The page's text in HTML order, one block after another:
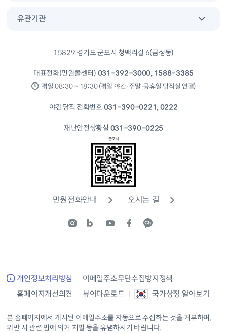
유관기관
15829 경기도 군포시 청백리길 6(금정동)
대표전화(민원콜센터) 031-392-3000, 1588-3385
평일 08:30 ~ 18:30 (평일 야간·주말·공휴일 당직실 연결)
야간당직 전화번호031-390-0221, 0222
재난안전상황실 031-390-0225
민원전화안내 오시는 길
개인정보처리방침
이메일주소무단수집방지정책
홈페이지개선의견
뷰어다운로드 국가상징 알아보기
본 홈페이지에서 게시된 이메일주소를 자동으로 수집하는 것을 거부하며,
위반 시 관련 법에 의거 처벌 등을 유념하시기 바랍니다.